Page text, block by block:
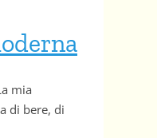
mia
di bere, di